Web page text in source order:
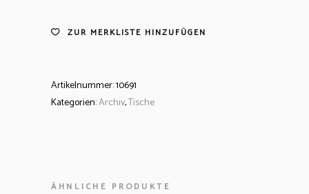
ZUR MERKLISTE HINZUFÜGEN
Artikelnummer:10691
Kategorien:Archiv,Tische
ÄHNLICHE PRODUKTE